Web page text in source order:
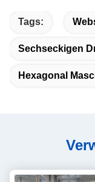
Tags:
Sechseckigen
Hexagonal